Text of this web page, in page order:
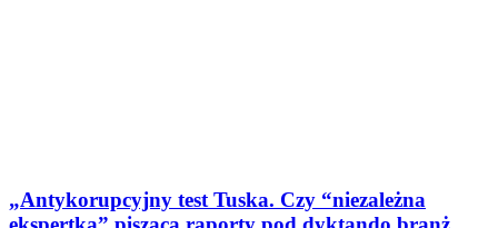
„Antykorupcyjny test Tuska. Czy “niezależna